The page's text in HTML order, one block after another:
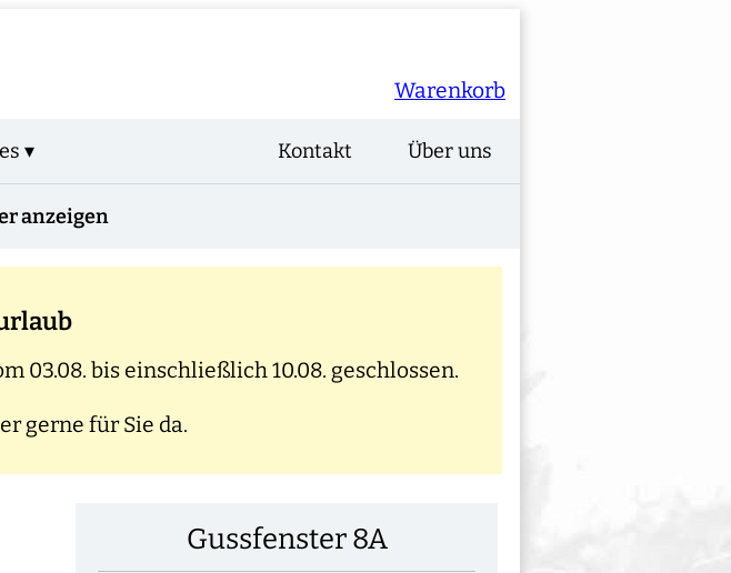
Warenkorb
▾ Über uns
Kontakt
anzeigen
03.08. bis einschließlich 10.08. geschlossen.
gerne für Sie da.
Gussfenster 8A